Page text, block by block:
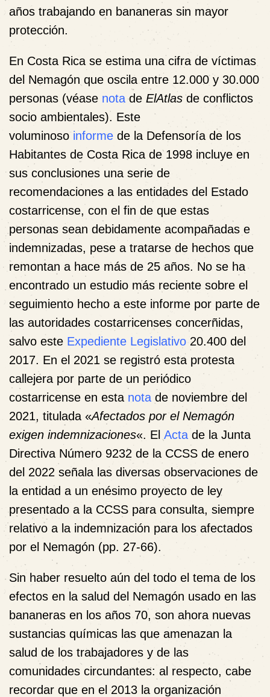
años trabajando en bananeras sin mayor
protección.
En Costa Rica se estima una cifra de víctimas
del Nemagón que oscila entre 12.000 y 30.000
personas (véase notade ElAtlas de conflictos
socio ambientales). Este
voluminoso informe de la Defensoría de los
Habitantes de Costa Rica de 1998 incluye en
sus conclusiones una serie de
recomendaciones a las entidades del Estado
costarricense, con el fin de que estas
personas sean debidamente acompañadas e
indemnizadas, pese a tratarse de hechos que
remontan a hace más de 25 años. No se ha
encontrado un estudio más reciente sobre el
seguimiento hecho a este informe por parte de
las autoridades costarricenses concerñidas,
salvo este Expediente Legislativo 20.400 del
2017. En el 2021 se registró esta protesta
callejera por parte de un periódico
costarricense en esta nota de noviembre del
2021, titulada «Afectados por el Nemagón
exigen indemnizaciones«. El Acta de la Junta
Directiva Número 9232 de la CCSS de enero
del 2022 señala las diversas observaciones de
la entidad a un enésimo proyecto de ley
presentado a la CCSS para consulta, siempre
relativo a la indemnización para los afectados
por el Nemagón (pp. 27-66).
Sin haber resuelto aún del todo el tema de los
efectos en la salud del Nemagón usado en las
bananeras en los años 70, son ahora nuevas
sustancias químicas las que amenazan la
salud de los trabajadores y de las
comunidades circundantes: al respecto, cabe
recordar que en el 2013 la organización